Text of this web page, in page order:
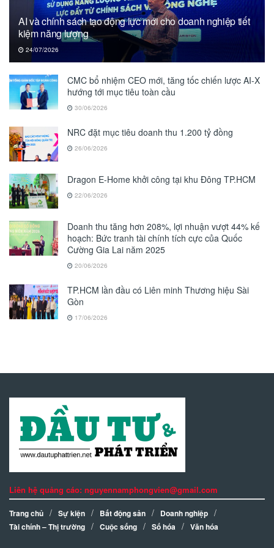
AI và chính sách tạo động lực mới cho doanh nghiệp tiết
kiệm năng lượng
24/07/2026
CMC bổ nhiệm CEO mới, tăng tốc chiến lược AI-X
hướng tới mục tiêu toàn cầu
30/06/2026
NRC đặt mục tiêu doanh thu 1.200 tỷ đồng
26/06/2026
Dragon E-Home khởi công tại khu Đông TP.HCM
22/06/2026
Doanh thu tăng hơn 208%, lợi nhuận vượt 44% kế
hoạch: Bức tranh tài chính tích cực của Quốc
Cường Gia Lai năm 2025
20/06/2026
TP.HCM lần đầu có Liên minh Thương hiệu Sài
Gòn
17/06/2026
Liên hệ quảng cáo: nguyennamphongvien@gmail.com
Trang chủ Sự kiện Bất động sản
Doanh nghiệp
Tài chính – Thị trường
Cuộc sống Số hóa Văn hóa